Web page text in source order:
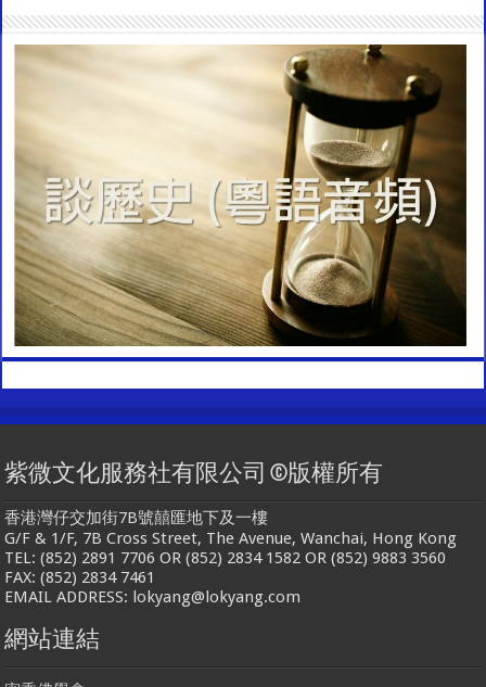
紫微文化服務社有限公司 ©版權所有
香港灣仔交加街7B號囍匯地下及一樓
G/F & 1/F, 7B Cross Street, The Avenue, Wanchai, Hong Kong
TEL: (852) 2891 7706 OR (852) 2834 1582 OR (852) 9883 3560
FAX: (852) 2834 7461
EMAIL ADDRESS: lokyang@lokyang.com
網站連結